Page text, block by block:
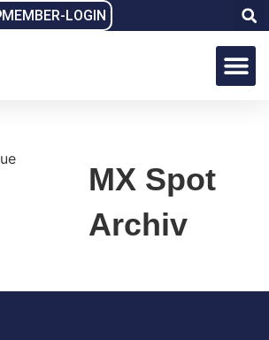
MEMBER-LOGIN
MX Spot
Archiv